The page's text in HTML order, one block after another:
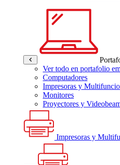
Ver todo en portafolio
Computadores
Impresoras y
Monitores
Proyectores y
Impresoras y